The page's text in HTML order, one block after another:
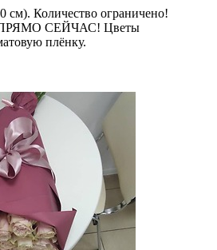
см). Количество ограничено!
СЕЙЧАС! Цветы
плёнку.